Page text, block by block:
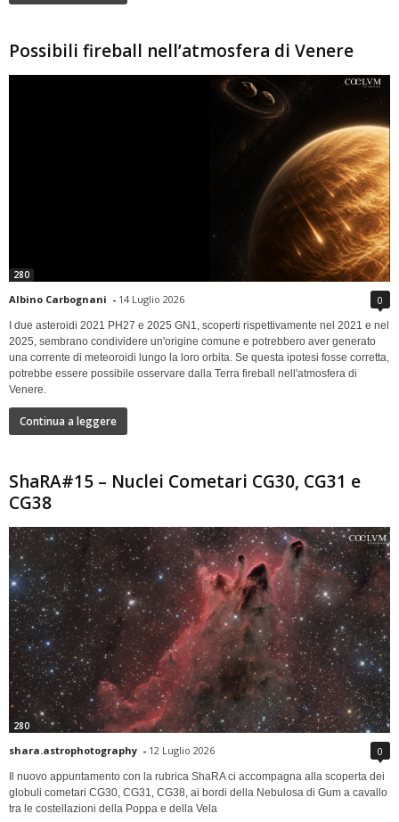
Possibili fireball nell’atmosfera di Venere
280
Albino Carbognani - 14 Luglio 2026 0
I due asteroidi 2021 PH27 e 2025 GN1, scoperti rispettivamente nel 2021 e nel
2025, sembrano condividere un'origine comune e potrebbero aver generato
una corrente di meteoroidi lungo la loro orbita. Se questa ipotesi fosse corretta,
potrebbe essere possibile osservare dalla Terra fireball nell'atmosfera di
Venere.
Continua a leggere
ShaRA#15 – Nuclei Cometari CG30, CG31 e
CG38
280
shara.astrophotography - 12 Luglio 2026 0
Il nuovo appuntamento con la rubrica ShaRA ci accompagna alla scoperta dei
globuli cometari CG30, CG31, CG38, ai bordi della Nebulosa di Gum a cavallo
tra le costellazioni della Poppa e della Vela